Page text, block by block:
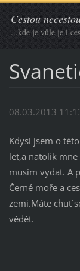
Cestou
...kde je vůle je i
08.03.2013
Kdysi jsem o
let,a natolik
musím vydat. A
Černé moře a
zemi.Máte chuť
vědět.